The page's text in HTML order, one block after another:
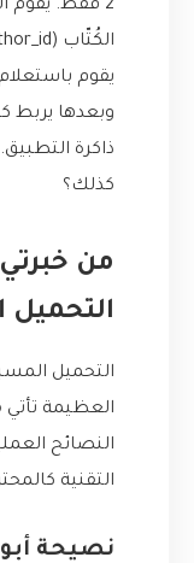
يقوم
وبعدها يربط
ذاكرة
كذلك؟
من
التحميل
التحميل
العظيمة
النصائح
التقنية
نصيحة أبو